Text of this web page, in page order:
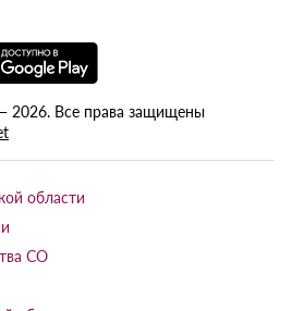
2026. Все права защищены
области
СО